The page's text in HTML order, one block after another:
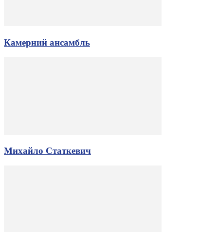
Камерний ансамбль
Михайло Статкевич